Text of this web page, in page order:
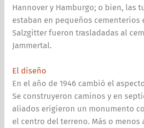
Hannover y Hamburgo; o bien, las
estaban en pequeños cementerios
Salzgitter fueron trasladadas al
Jammertal.
El diseño
En el año de 1946 cambió el
Se construyeron caminos y en
aliados erigieron un monumento
el centro del terreno. Más o menos